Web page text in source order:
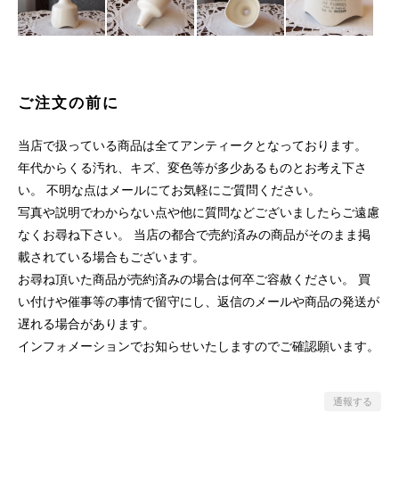
ご注文の前に
当店で扱っている商品は全てアンティークとなっております。
年代からくる汚れ、キズ、変色等が多少あるものとお考え下さ
い。 不明な点はメールにてお気軽にご質問ください。
写真や説明でわからない点や他に質問などございましたらご遠慮
なくお尋ね下さい。 当店の都合で売約済みの商品がそのまま掲
載されている場合もございます。
お尋ね頂いた商品が売約済みの場合は何卒ご容赦ください。 買
い付けや催事等の事情で留守にし、返信のメールや商品の発送が
遅れる場合があります。
インフォメーションでお知らせいたしますのでご確認願います。
通報する